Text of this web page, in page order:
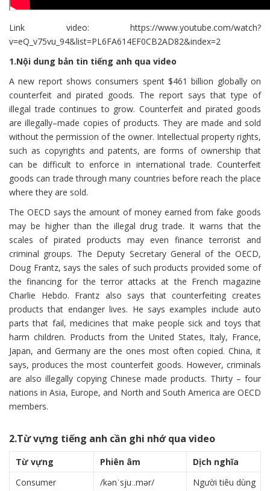
Link video: https://www.youtube.com/watch?
v=eQ_v75vu_94&list=PL6FA614EF0CB2AD82&index=2
1.Nội dung bản tin tiếng anh qua video
A new report shows consumers spent $461 billion globally on
counterfeit and pirated goods. The report says that type of
illegal trade continues to grow. Counterfeit and pirated goods
are illegally–made copies of products. They are made and sold
without the permission of the owner. Intellectual property rights,
such as copyrights and patents, are forms of ownership that
can be difficult to enforce in international trade. Counterfeit
goods can trade through many countries before reach the place
where they are sold.
The OECD says the amount of money earned from fake goods
may be higher than the illegal drug trade. It warns that the
scales of pirated products may even finance terrorist and
criminal groups. The Deputy Secretary General of the OECD,
Doug Frantz, says the sales of such products provided some of
the financing for the terror attacks at the French magazine
Charlie Hebdo. Frantz also says that counterfeiting creates
products that endanger lives. He says examples include auto
parts that fail, medicines that make people sick and toys that
harm children. Products from the United States, Italy, France,
Japan, and Germany are the ones most often copied. China, it
says, produces the most counterfeit goods. However, criminals
are also illegally copying Chinese made products. Thirty – four
nations in Asia, Europe, and North and South America are OECD
members.
2.Từ vựng tiếng anh cần ghi nhớ qua video
Từ vựng Phiên âm
Dịch nghĩa
Consumer
/kənˈsjuː.mər/
Người tiêu dùng